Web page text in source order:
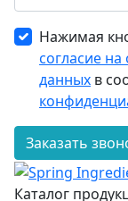
Нажимая
согласие
данных в
Заказать
Каталог